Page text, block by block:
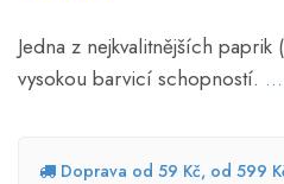
Jedna z nejkvalitnějších paprik
vysokou barvicí schopností.
Doprava od 59 Kč, od 599